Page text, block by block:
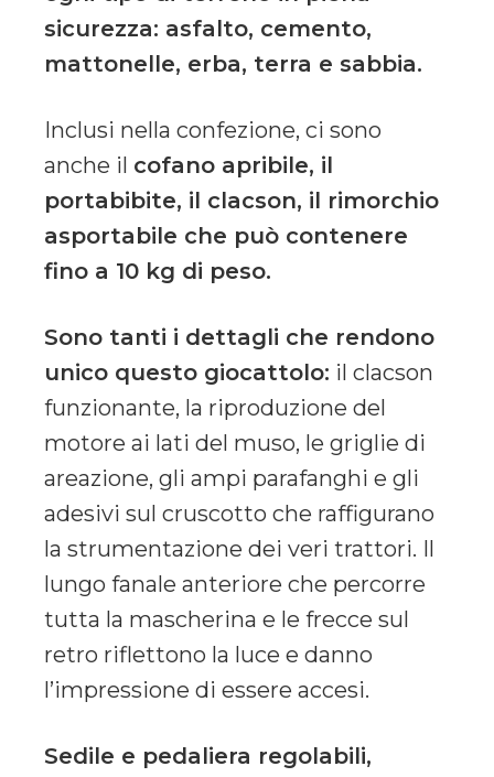
sicurezza: asfalto, cemento,
mattonelle, erba, terra e sabbia.
Inclusi nella confezione, ci sono
anche il cofano apribile, il
portabibite, il clacson, il rimorchio
asportabile che può contenere
fino a 10 kg di peso.
Sono tanti i dettagli che rendono
unico questo giocattolo: il clacson
funzionante, la riproduzione del
motore ai lati del muso, le griglie di
areazione, gli ampi parafanghi e gli
adesivi sul cruscotto che raffigurano
la strumentazione dei veri trattori. Il
lungo fanale anteriore che percorre
tutta la mascherina e le frecce sul
retro riflettono la luce e danno
l’impressione di essere accesi.
Sedile e pedaliera regolabili,